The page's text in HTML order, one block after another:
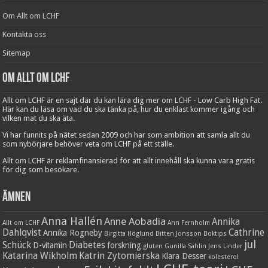
Om Allt om LCHF
Kontakta oss
Sitemap
Om Allt om LCHF
Allt om LCHF är en sajt där du kan lära dig mer om LCHF - Low Carb High Fat.
Här kan du läsa om vad du ska tänka på, hur du enklast kommer igång och
vilken mat du ska äta.
Vi har funnits på nätet sedan 2009 och har som ambition att samla allt du
som nybörjare behöver veta om LCHF på ett ställe.
Allt om LCHF är reklamfinansierad för att allt innehåll ska kunna vara gratis
för dig som besökare.
Ämnen
Allt om LCHF Anna Hallén Anne Aobadia Ann Fernholm Annika
Dahlqvist Annika Rogneby Birgitta Höglund Bitten Jonsson Boktips Cathrine
Schück D-vitamin Diabetes forskning gluten Gunilla Sahlin Jens Linder jul
Katarina Wikholm Katrin Zytomierska Klara Desser kolesterol